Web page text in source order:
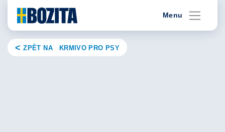
content
Menu
ZPĚT NA KRMIVO PRO PSY